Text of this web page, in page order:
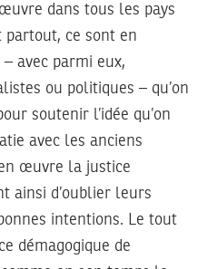
dans tous les pays
partout, ce sont en
avec parmi eux,
ou politiques – qu’on
soutenir l’idée qu’on
avec les anciens
œuvre la justice
ainsi d’oublier leurs
intentions. Le tout
démagogique de